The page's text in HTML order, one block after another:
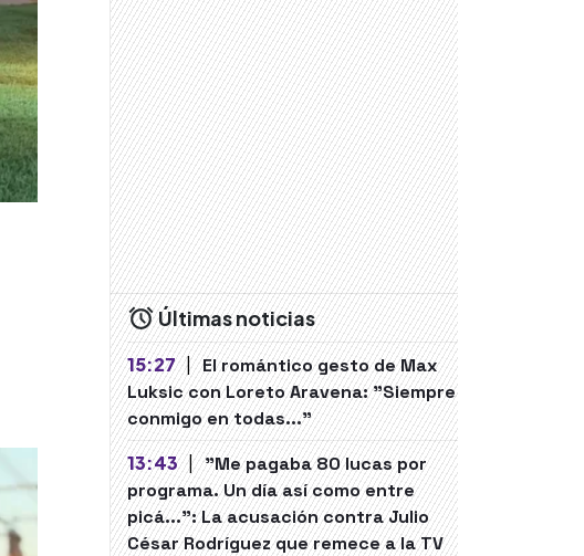
Últimas noticias
15:27 | El romántico gesto de Max
Luksic con Loreto Aravena: "Siempre
conmigo en todas..."
13:43 | "Me pagaba 80 lucas por
programa. Un día así como entre
picá...": La acusación contra Julio
César Rodríguez que remece a la TV